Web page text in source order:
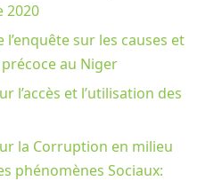
2020
l’enquête sur les causes et
au Niger
l’accès et l’utilisation des
la Corruption en milieu
phénomènes Sociaux: